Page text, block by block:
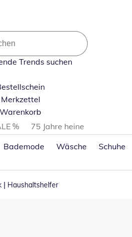
Trends suchen
Merkzettel
Warenkorb
%
75 Jahre heine
Bademode Wäsche Schuhe
| Haushaltshelfer